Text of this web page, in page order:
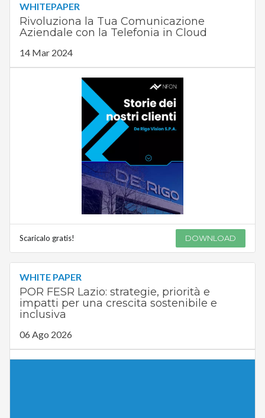
WHITEPAPER
Rivoluziona la Tua Comunicazione
Aziendale con la Telefonia in Cloud
14 Mar 2024
Scaricalo gratis! DOWNLOAD
WHITE PAPER
POR FESR Lazio: strategie, priorità e
impatti per una crescita sostenibile e
inclusiva
06 Ago 2026